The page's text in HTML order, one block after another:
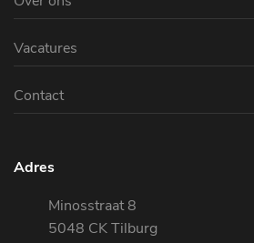
Vacatures
Contact
Adres
Minosstraat 8
5048 CK Tilburg